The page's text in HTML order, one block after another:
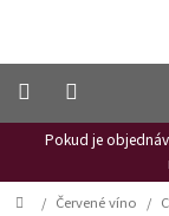
Pokud je
Frizzante
Růžové
vínoDomů
/ Červené víno /